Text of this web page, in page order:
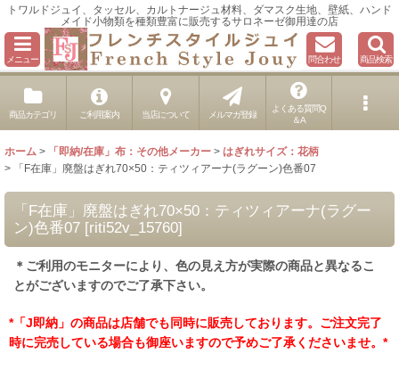
トワルドジュイ、タッセル、カルトナージュ材料、ダマスク生地、壁紙、ハンド
メイド小物類を種類豊富に販売するサロネーゼ御用達の店
メニュー 問合わせ 商品検索
商品カテゴリ ご利用案内 当店について メルマガ登録
よくある質問Q
＆A
ホーム > 「即納/在庫」布：その他メーカー > はぎれサイズ：花柄
>
「F在庫」廃盤はぎれ70×50：ティツィアーナ(ラグーン)色番07
「F在庫」廃盤はぎれ70×50：ティツィアーナ(ラグー
ン)色番07 [riti52v_15760]
＊ご利用のモニターにより、色の見え方が実際の商品と異なるこ
とがございますのでご了承下さい。
*「J即納」の商品は店舗でも同時に販売しております。ご注文完了
時に完売している場合も御座いますので予めご了承くださいませ。*